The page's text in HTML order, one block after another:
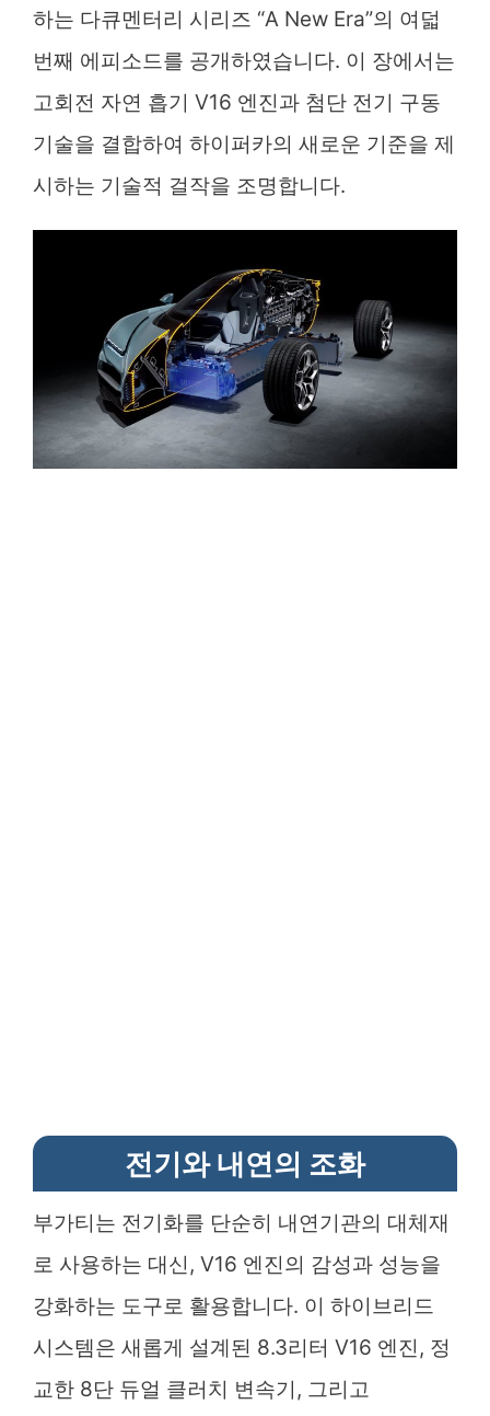
하는 다큐멘터리 시리즈 “A New Era”의 여덟
번째 에피소드를 공개하였습니다. 이 장에서는
고회전 자연 흡기 V16 엔진과 첨단 전기 구동
기술을 결합하여 하이퍼카의 새로운 기준을 제
시하는 기술적 걸작을 조명합니다.
전기와 내연의 조화
부가티는 전기화를 단순히 내연기관의 대체재
로 사용하는 대신, V16 엔진의 감성과 성능을
강화하는 도구로 활용합니다. 이 하이브리드
시스템은 새롭게 설계된 8.3리터 V16 엔진, 정
교한 8단 듀얼 클러치 변속기, 그리고